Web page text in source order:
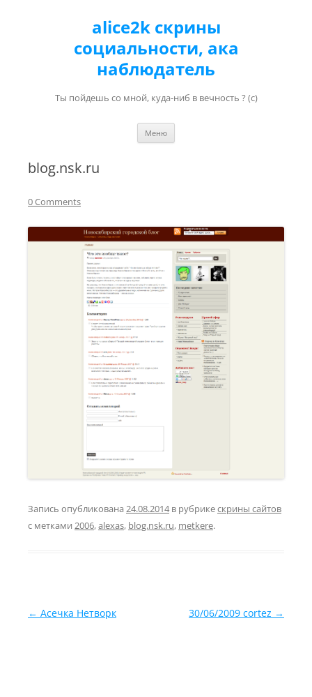
alice2k скрины
социальности, ака
наблюдатель
Ты пойдешь со мной, куда-ниб в вечность ? (с)
Меню
blog.nsk.ru
0 Comments
Запись опубликована 24.08.2014в рубрикескрины сайтов
с метками 2006,alexas, blog.nsk.ru, metkere.
Навигация по записям
← Асечка Нетворк 30/06/2009 cortez →